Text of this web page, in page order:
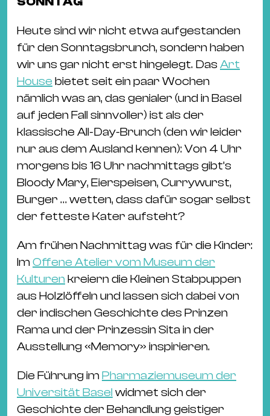
Heute sind wir nicht etwa aufgestanden
für den Sonntagsbrunch, sondern haben
wir uns gar nicht erst hingelegt. Das Art
House bietet seit ein paar Wochen
nämlich was an, das genialer (und in Basel
auf jeden Fall sinnvoller) ist als der
klassische All-Day-Brunch (den wir leider
nur aus dem Ausland kennen): Von 4 Uhr
morgens bis 16 Uhr nachmittags gibt’s
Bloody Mary, Eierspeisen, Currywurst,
Burger … wetten, dass dafür sogar selbst
der fetteste Kater aufsteht?
Am frühen Nachmittag was für die Kinder:
ImOffene Atelier vom Museum der
Kulturen kreiern die Kleinen Stabpuppen
aus Holzlöffeln und lassen sich dabei von
der indischen Geschichte des Prinzen
Rama und der Prinzessin Sita in der
Ausstellung «Memory» inspirieren.
Die Führung imPharmaziemuseum der
Universität Basel widmet sich der
Geschichte der Behandlung geistiger